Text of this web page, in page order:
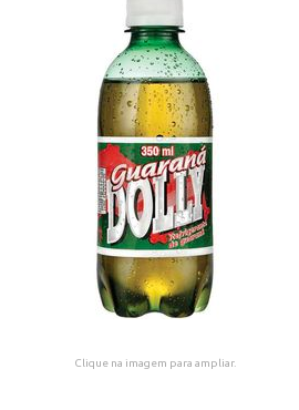
Clique na imagem para ampliar.